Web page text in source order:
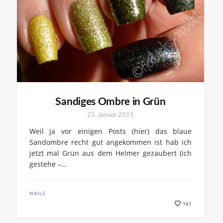
Sandiges Ombre in Grün
25. Januar 2015
Weil ja vor einigen Posts (hier) das blaue
Sandombre recht gut angekommen ist hab ich
jetzt mal Grün aus dem Helmer gezaubert (ich
gestehe –…
NAILS
161